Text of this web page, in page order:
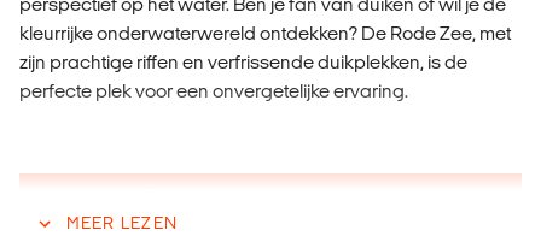
kleurrijke onderwaterwereld ontdekken? De Rode Zee, met
zijn prachtige riffen en verfrissende duikplekken, is de
perfecte plek voor een onvergetelijke ervaring.
MEER LEZEN